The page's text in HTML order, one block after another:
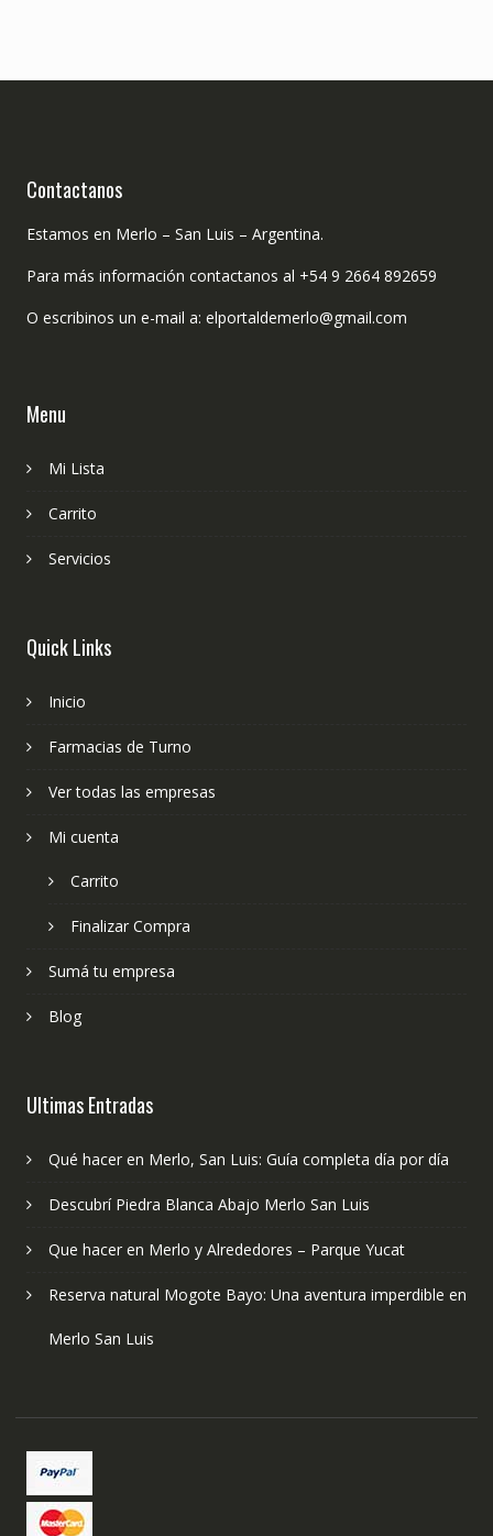
Contactanos
Estamos en Merlo – San Luis – Argentina.
Para más información contactanos al +54 9 2664 892659
O escribinos un e-mail a: elportaldemerlo@gmail.com
Menu
Mi Lista
Carrito
Servicios
Quick Links
Inicio
Farmacias de Turno
Ver todas las empresas
Mi cuenta
Carrito
Finalizar Compra
Sumá tu empresa
Blog
Ultimas Entradas
Qué hacer en Merlo, San Luis: Guía completa día por día
Descubrí Piedra Blanca Abajo Merlo San Luis
Que hacer en Merlo y Alrededores – Parque Yucat
Reserva natural Mogote Bayo: Una aventura imperdible en
Merlo San Luis